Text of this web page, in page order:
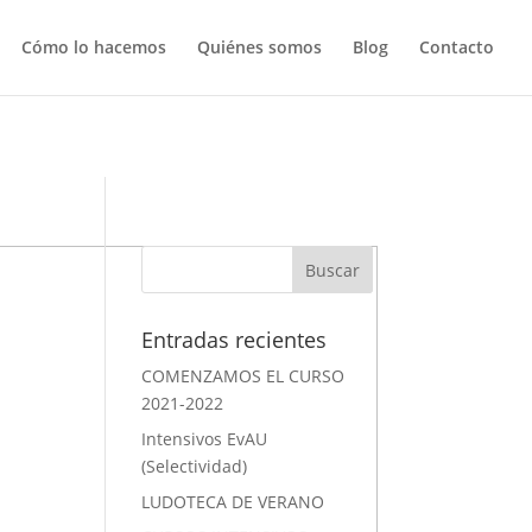
wp-
Cómo lo hacemos Quiénes somos Blog Contacto
Entradas recientes
COMENZAMOS EL CURSO
2021-2022
Intensivos EvAU
(Selectividad)
LUDOTECA DE VERANO